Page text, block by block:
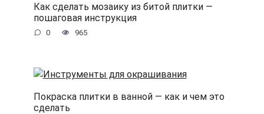
Как сделать мозаику из битой плитки —
пошаговая инструкция
0 965
Покраска плитки в ванной — как и чем это
сделать